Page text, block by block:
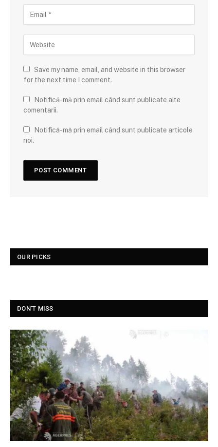
Save my name, email, and website in this browser
for the next time I comment.
Notifică-mă prin email când sunt publicate alte
comentarii.
Notifică-mă prin email când sunt publicate articole
noi.
OUR PICKS
DON'T MISS